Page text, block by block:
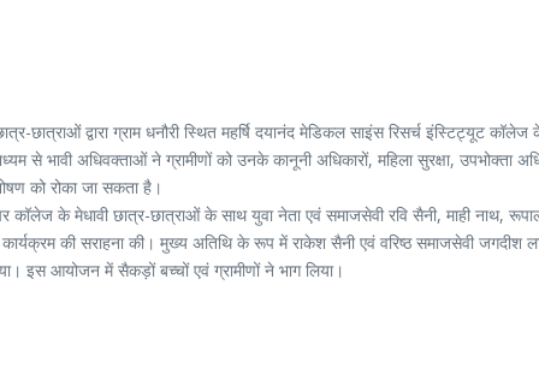
छात्राओं द्वारा ग्राम धनौरी स्थित महर्षि दयानंद मेडिकल साइंस रिसर्च इंस्टिट्यूट
से भावी अधिवक्ताओं ने ग्रामीणों को उनके कानूनी अधिकारों, महिला सुरक्षा, उपभोक्ता
को रोका जा सकता है।
के मेधावी छात्र-छात्राओं के साथ युवा नेता एवं समाजसेवी रवि सैनी, माही नाथ,
की सराहना की। मुख्य अतिथि के रूप में राकेश सैनी एवं वरिष्ठ समाजसेवी जगदीश
इस आयोजन में सैकड़ों बच्चों एवं ग्रामीणों ने भाग लिया।